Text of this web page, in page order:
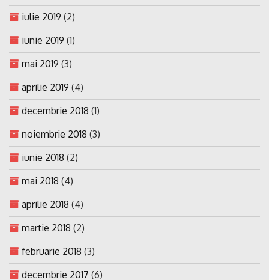
iulie 2019 (2)
iunie 2019 (1)
mai 2019 (3)
aprilie 2019 (4)
decembrie 2018 (1)
noiembrie 2018 (3)
iunie 2018 (2)
mai 2018 (4)
aprilie 2018 (4)
martie 2018 (2)
februarie 2018 (3)
decembrie 2017 (6)